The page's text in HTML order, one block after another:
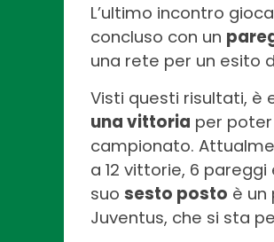
L’ultimo incontro
concluso con un
una rete per un esito
Visti questi risultati, è
una vittoria per
campionato.
a 12 vittorie, 6
suo sesto posto è un
Juventus, che si sta